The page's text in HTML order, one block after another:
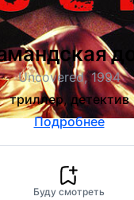
Uncovered, 1994
триллер, детектив
Подробнее
Буду смотреть